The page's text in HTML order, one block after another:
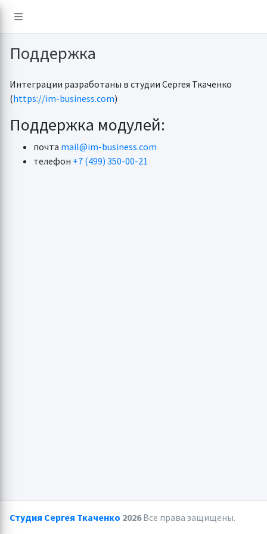
Поддержка
Интеграции разработаны в студии Сергея Ткаченко
(https://im-business.com)
Поддержка модулей:
почта mail@im-business.com
телефон +7 (499) 350-00-21
Студия Сергея Ткаченко 2026Все права защищены.